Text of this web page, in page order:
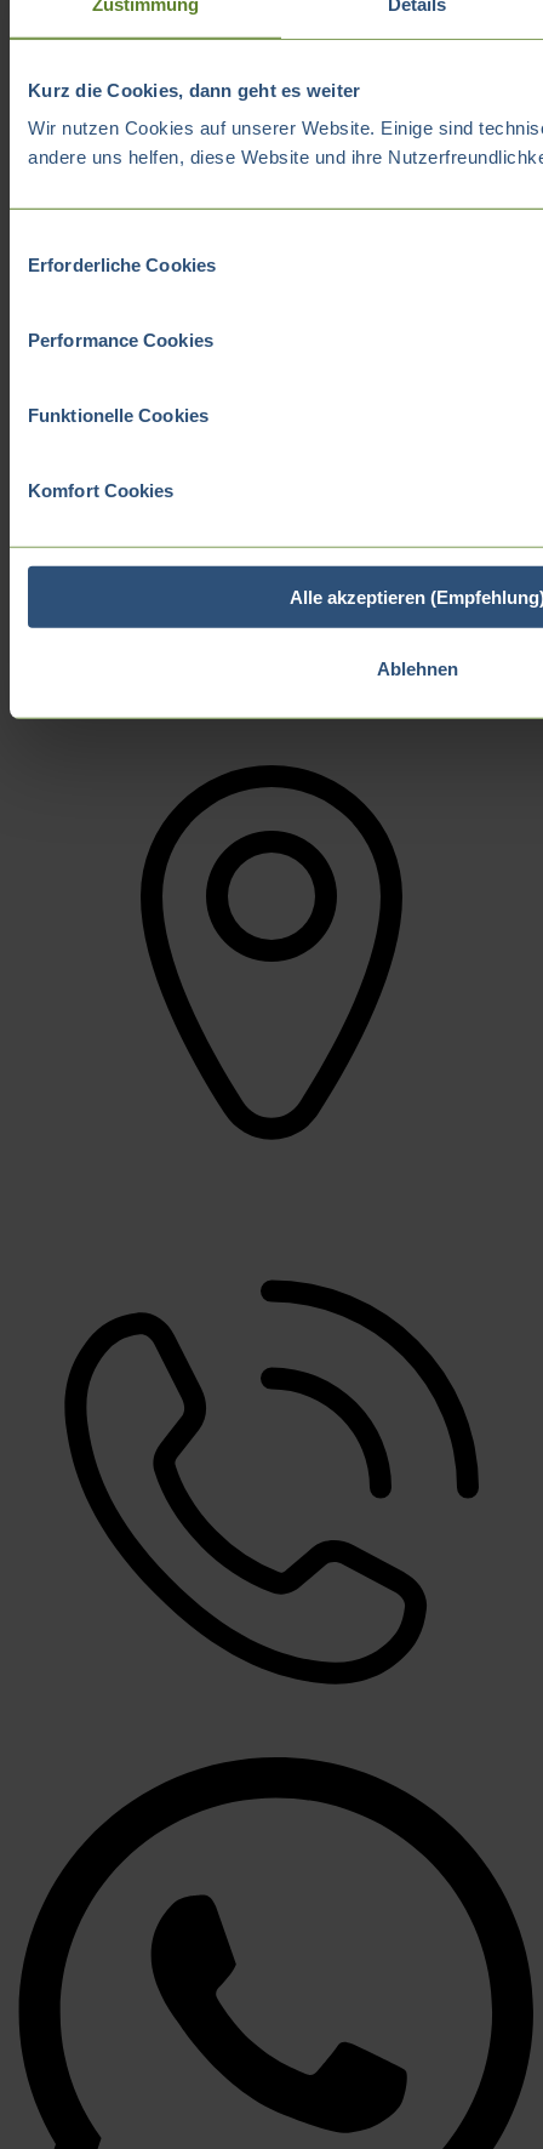
Kurz die Cookies, dann geht es weiter
Wir nutzen Cookies auf unserer Website. Einige sind
andere uns helfen, diese Website und ihre
Erforderliche Cookies
Performance Cookies
Funktionelle Cookies
Komfort Cookies
Alle akzeptieren
Ablehnen